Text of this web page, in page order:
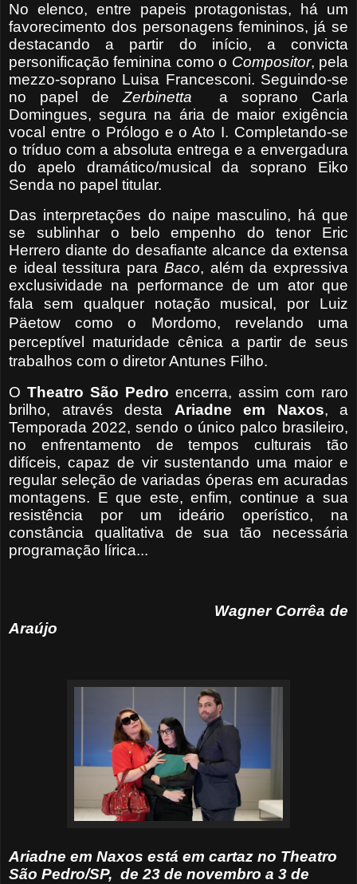
No elenco, entre papeis protagonistas, há um
favorecimento dos personagens femininos, já se
destacando a partir do início, a convicta
personificação feminina como o Compositor, pela
mezzo-soprano Luisa Francesconi. Seguindo-se
no papel deZerbinetta
a soprano Carla
Domingues, segura na ária de maior exigência
vocal entre o Prólogo e o Ato I. Completando-se
o tríduo com a absoluta entrega e a envergadura
do apelo dramático/musical da soprano Eiko
Senda no papel titular.
Das interpretações do naipe masculino, há que
se sublinhar o belo empenho do tenor Eric
Herrero diante do desafiante alcance da extensa
e ideal tessitura para Baco, além da expressiva
exclusividade na performance de um ator que
fala sem qualquer notação musical, por Luiz
Päetow como o Mordomo, revelando uma
perceptível maturidade cênica a partir de seus
trabalhos com o diretor Antunes Filho.
O Theatro São Pedro encerra, assim com raro
brilho, através desta Ariadne em Naxos, a
Temporada 2022, sendo o único palco brasileiro,
no enfrentamento de tempos culturais tão
difíceis, capaz de vir sustentando uma maior e
regular seleção de variadas óperas em acuradas
montagens. E que este, enfim, continue a sua
resistência por um ideário operístico, na
constância qualitativa de sua tão necessária
programação lírica...
Wagner Corrêa de
Araújo
Ariadne em Naxos está em cartaz no Theatro
São Pedro/SP, de 23 de novembro a 3 de